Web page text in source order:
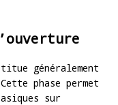
généralement
phase permet
sur